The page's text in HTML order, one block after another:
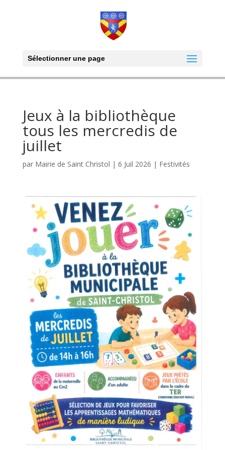
Sélectionner une page
Jeux à la bibliothèque
tous les mercredis de
juillet
par Mairie de Saint Christol | 6 Juil 2026 | Festivités